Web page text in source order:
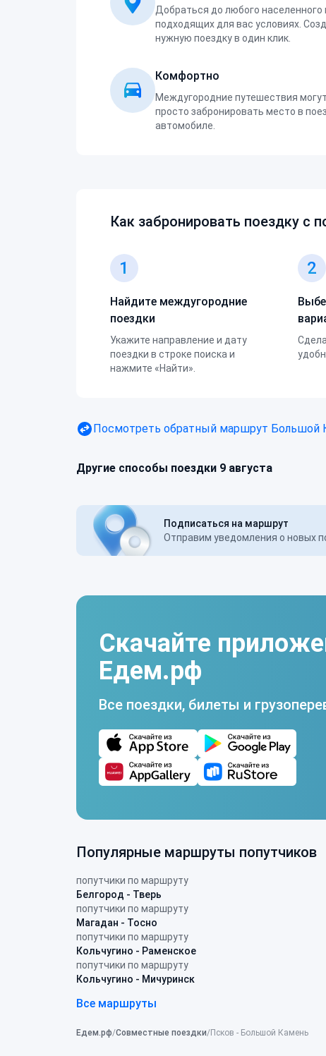
Добраться до любого населенного
подходящих для вас условиях.
нужную поездку в один клик.
Комфортно
Междугородние путешествия
просто забронировать место в
автомобиле.
Как забронировать поездку с
1
Найдите междугородние
поездки
Укажите направление и дату
поездки в строке поиска и
нажмите «Найти».
2
Посмотреть обратный маршрут Большой
Другие способы поездки 9 августа
Подписаться на маршрут
Отправим уведомления о новых
Скачайте
Едем.рф
Все поездки, билеты и
Популярные маршруты попутчиков
попутчики по маршруту
Белгород - Тверь
попутчики по маршруту
Магадан - Тосно
попутчики по маршруту
Кольчугино - Раменское
попутчики по маршруту
Кольчугино - Мичуринск
Все маршруты
Едем.рф Совместные поездки Псков - Большой Камень